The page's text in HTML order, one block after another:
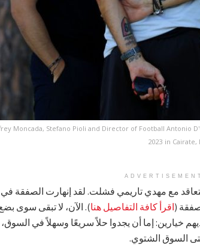
Moncada, Stefano Pioli and Director of Football Antonio
2023 in
ADVERTISEMENT
مع مهدي تاريمي فشلت. لقد إنهارت الصفقة
(اقرأ كافة التفاصيل هنا). الآن، لا تبقى سوى
خيارين: إما أن يجدوا حلاً سريعًا وسهلاً في
السوق الشتوي.